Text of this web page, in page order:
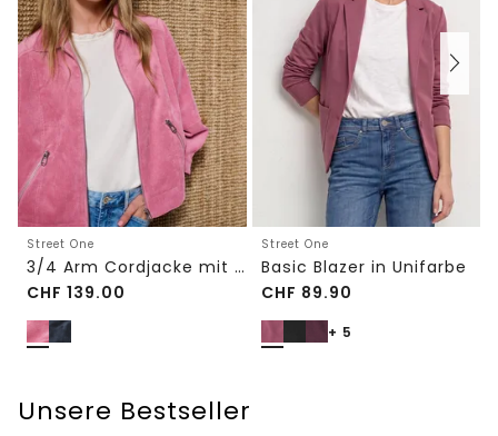
Street One
3/4 Arm Cordjacke mit Hemdkragen
CHF 139.00
Street One
Basic Blazer in Unifarbe
CHF 89.90
+ 5
Unsere Bestseller